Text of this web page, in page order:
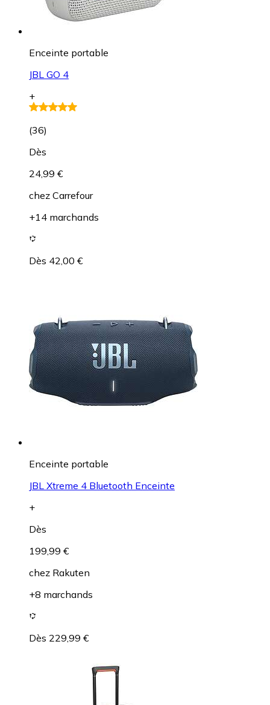
Enceinte portable
JBL GO 4
+
(36)
Dès
24,99 €
chez Carrefour
+14 marchands
Dès 42,00 €
Enceinte portable
JBL Xtreme 4 Bluetooth Enceinte
+
Dès
199,99 €
chez Rakuten
+8 marchands
Dès 229,99 €